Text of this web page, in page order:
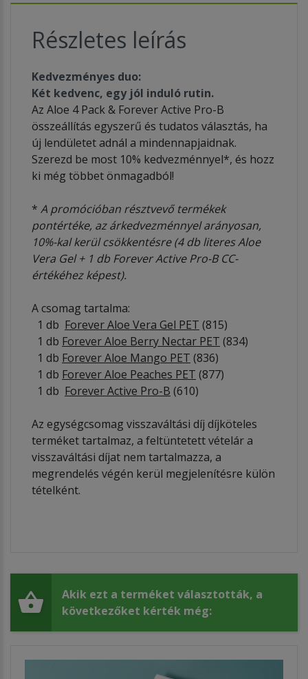
Részletes leírás
Kedvezményes duo:
Két kedvenc, egy jól induló rutin.
Az Aloe 4 Pack & Forever Active Pro-B
összeállítás egyszerű és tudatos választás, ha
új lendületet adnál a mindennapjaidnak.
Szerezd be most 10% kedvezménnyel*, és hozz
ki még többet önmagadból!
* A promócióban résztvevő termékek
pontértéke, az árkedvezménnyel arányosan,
10%-kal kerül csökkentésre (4 db literes Aloe
Vera Gel + 1 db Forever Active Pro-B CC-
értékéhez képest).
A csomag tartalma:
1 db Forever Aloe Vera Gel PET (815)
1 db Forever Aloe Berry Nectar PET (834)
1 db Forever Aloe Mango PET (836)
1 db Forever Aloe Peaches PET (877)
1 db Forever Active Pro-B (610)
Az egységcsomag visszaváltási díj díjköteles
terméket tartalmaz, a feltüntetett vételár a
visszaváltási díjat nem tartalmazza, a
megrendelés végén kerül megjelenítésre külön
tételként.
Akik ezt a terméket választották, a
következőket kérték még: